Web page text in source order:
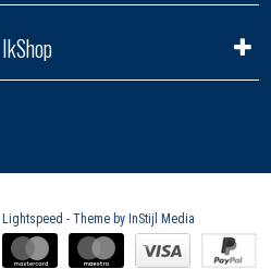
IkShop
Lightspeed - Theme by InStijl Media